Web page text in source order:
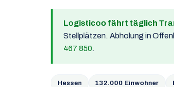
Logisticoo fährt täglich
Stellplätzen. Abholung in
467 850.
Hessen 132.000 Einwohner